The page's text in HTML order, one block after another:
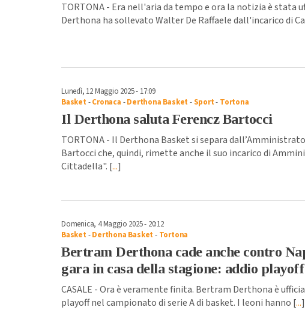
TORTONA - Era nell'aria da tempo e ora la notizia è stata
Derthona ha sollevato Walter De Raffaele dall'incarico di
Lunedì, 12 Maggio 2025 - 17:09
Basket -Cronaca -Derthona Basket -Sport- Tortona
Il Derthona saluta Ferencz Bartocci
TORTONA - Il Derthona Basket si separa
Bartocci che, quindi, rimette anche il suo incarico di
Cittadella". [...]
Domenica, 4 Maggio 2025 - 20:12
Basket -Derthona Basket - Tortona
Bertram Derthona cade anche contro
gara in casa della stagione: addio playoff
CASALE - Ora è veramente finita. Bertram Derthona è
playoff nel campionato di serie A di basket. I leoni hanno [...]